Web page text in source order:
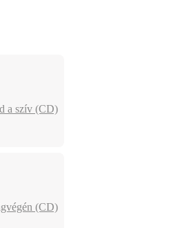
a szív (CD)
(CD)